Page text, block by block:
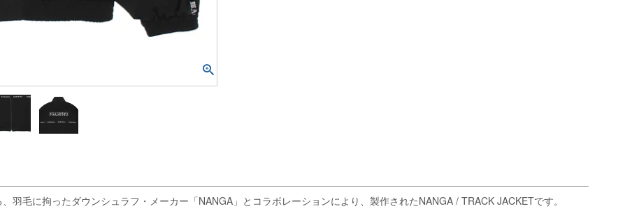
羽毛に拘ったダウンシュラフ・メーカー「NANGA」とコラボレーションにより、製作されたNANGA / TRACK JACKETです。